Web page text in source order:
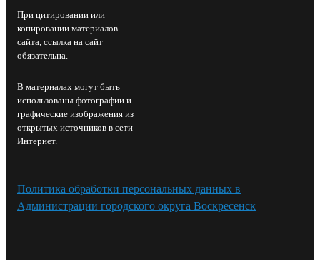
При цитировании или
копировании материалов
сайта, ссылка на сайт
обязательна.
В материалах могут быть
использованы фотографии и
графические изображения из
открытых источников в сети
Интернет.
Политика обработки персональных данных в
Администрации городского округа Воскресенск